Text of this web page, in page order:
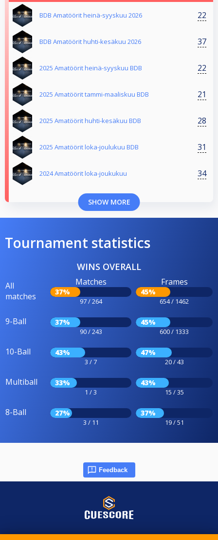
BDB Amatöörit heinä-syyskuu 2026 22
BDB Amatöörit huhti-kesäkuu 2026 37
2025 Amatöörit heinä-syyskuu BDB 22
2025 Amatöörit tammi-maaliskuu BDB 21
2025 Amatöörit huhti-kesäkuu BDB 28
2025 Amatöörit loka-joulukuu BDB 31
2024 Amatöörit loka-joukukuu 34
SHOW MORE
Tournament statistics
WINS OVERALL
All
matches
Matches
37%
97 / 264
Frames
45%
654 / 1462
9-Ball 37%
90 / 243
45%
600 / 1333
10-Ball 43%
3 / 7
47%
20 / 43
Multiball 33%
1 / 3
43%
15 / 35
8-Ball 27%
3 / 11
37%
19 / 51
Feedback